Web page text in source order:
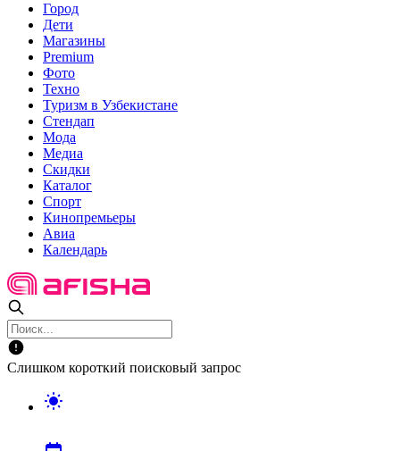
Город
Дети
Магазины
Premium
Фото
Техно
Туризм в Узбекистане
Стендап
Мода
Медиа
Скидки
Каталог
Спорт
Кинопремьеры
Авиа
Календарь
Слишком короткий поисковый запрос